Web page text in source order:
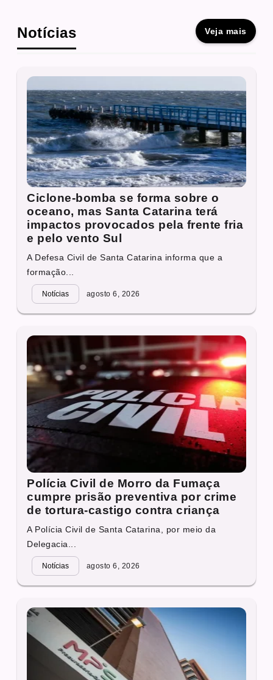
Notícias Veja mais
Ciclone-bomba se forma sobre o
oceano, mas Santa Catarina terá
impactos provocados pela frente fria
e pelo vento Sul
A Defesa Civil de Santa Catarina informa que a
formação...
Notícias agosto 6, 2026
Polícia Civil de Morro da Fumaça
cumpre prisão preventiva por crime
de tortura-castigo contra criança
A Polícia Civil de Santa Catarina, por meio da
Delegacia...
Notícias agosto 6, 2026